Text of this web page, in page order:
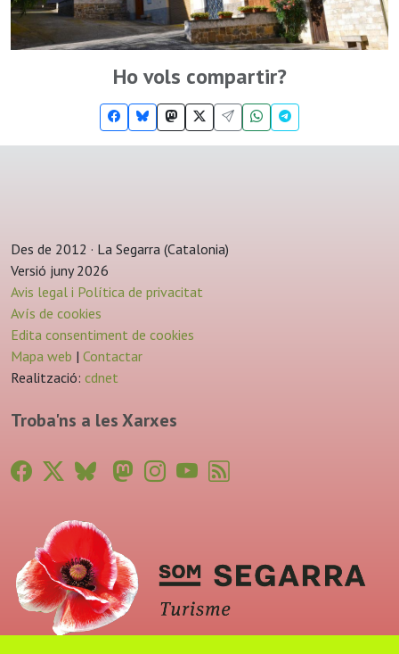
Ho vols compartir?
Des de 2012 · La Segarra (Catalonia)
Versió juny 2026
Avis legal i Política de privacitat
Avís de cookies
Edita consentiment de cookies
Mapa web | Contactar
Realització: cdnet
Troba'ns a les Xarxes